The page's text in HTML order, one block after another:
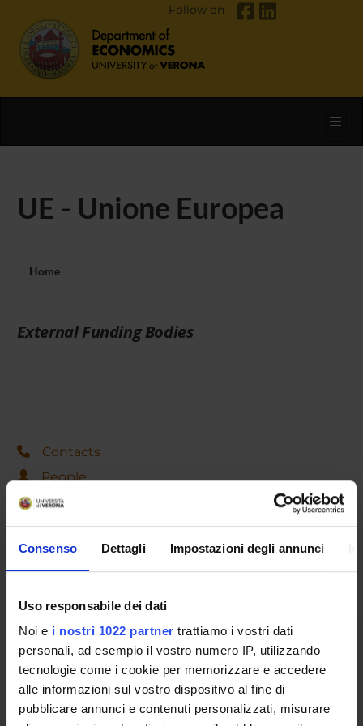
Consenso Dettagli Impostazioni degli annunci
Uso responsabile dei dati
Noi e i nostri 1022 partner trattiamo i vostri dati
personali, ad esempio il vostro numero IP, utilizzando
tecnologie come i cookie per memorizzare e accedere
alle informazioni sul vostro dispositivo al fine di
pubblicare annunci e contenuti personalizzati, misurare
Follow on
UE - Unione Europea
Home
External Funding Bodies
Contacts
People
Places
Calendar